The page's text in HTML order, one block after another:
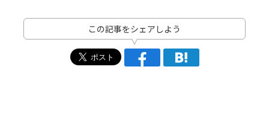
この記事をシェアしよう